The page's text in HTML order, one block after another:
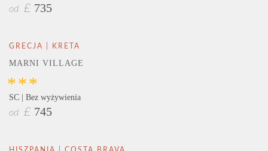
od £ 735
GRECJA | KRETA
MARNI VILLAGE
***
SC | Bez wyżywienia
od £ 745